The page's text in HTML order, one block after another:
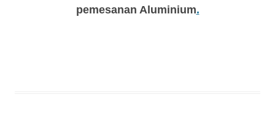
pemesanan Aluminium.